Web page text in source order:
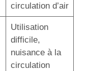
circulation d’air
Utilisation
difficile,
nuisance à la
circulation